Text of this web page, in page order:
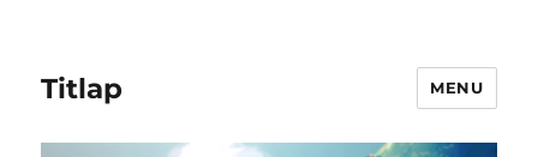
Titlap MENU